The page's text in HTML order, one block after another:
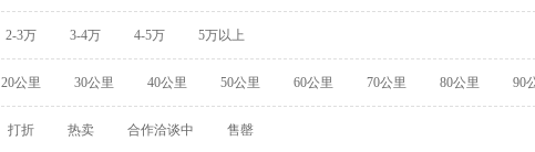
2-3万 3-4万 4-5万 5万以上
20公里 30公里 40公里 50公里 60公里 70公里 80公里 90
打折 热卖 合作洽谈中 售罄